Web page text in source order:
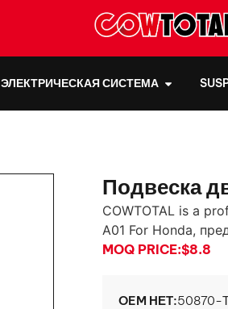
ЭЛЕКТРИЧЕСКАЯ СИСТЕМА
Подвеска
COWTOTAL is a
A01 For Honda,
MOQ PRICE:$8.8
OEM НЕТ:50870-